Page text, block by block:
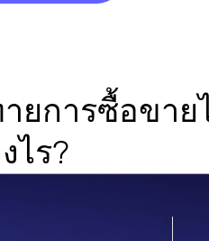
ยการซื้อขาย
ไร?